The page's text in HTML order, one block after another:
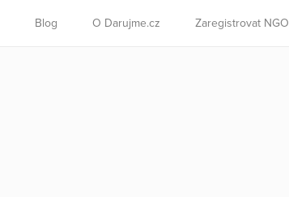
Blog O Darujme.cz Zaregistrovat NGO